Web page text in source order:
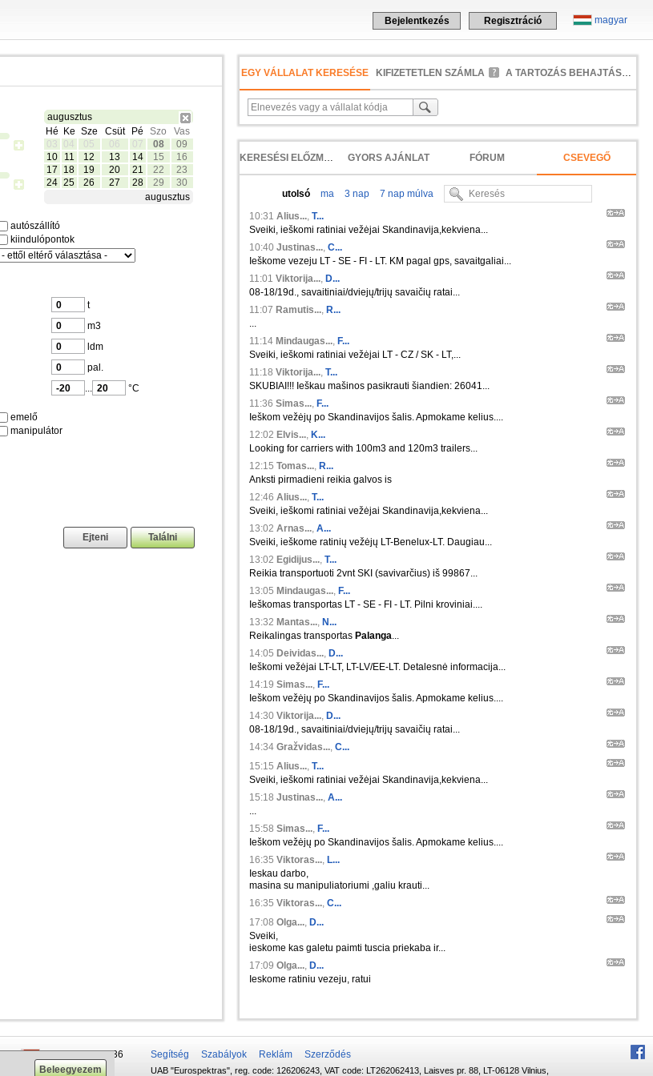
magyar
Bejelentkezés Regisztráció
augusztus
Hé
Ke Sze Csüt Pé Szo
Vas
03
04 05 06 07 08
09
10
11 12 13 14 15
16
17
18 19 20 21 22
23
24 25 26 27 28 29
30
augusztus
autószállító
kiindulópontok
t
m3
ldm
pal.
°C
emelő
manipulátor
EGY VÁLLALAT KERESÉSE KIFIZETETLEN SZÁMLA A TARTOZÁS BEHAJTÁSA
KERESÉSI ELŐZMÉNYEK GYORS AJÁNLAT FÓRUM CSEVEGŐ
utolsó ma 3 nap
7 nap múlva
10:31 Alius..., T...
Sveiki, ieškomi ratiniai vežėjai Skandinavija,kekviena...
10:40 Justinas..., C...
Ieškome vezeju LT - SE - FI - LT. KM pagal gps, savaitgaliai...
11:01 Viktorija..., D...
08-18/19d., savaitiniai/dviejų/trijų savaičių ratai...
11:07 Ramutis..., R...
...
11:14 Mindaugas..., F...
Sveiki, ieškomi ratiniai vežėjai LT - CZ / SK - LT,...
11:18 Viktorija..., T...
SKUBIAI!!! Ieškau mašinos pasikrauti šiandien: 26041...
11:36 Simas..., F...
Ieškom vežėjų po Skandinavijos šalis. Apmokame kelius....
12:02 Elvis..., K...
Looking for carriers with 100m3 and 120m3 trailers...
12:15 Tomas..., R...
Anksti pirmadieni reikia galvos is
12:46 Alius..., T...
Sveiki, ieškomi ratiniai vežėjai Skandinavija,kekviena...
13:02 Arnas..., A...
Sveiki, ieškome ratinių vežėjų LT-Benelux-LT. Daugiau...
13:02 Egidijus..., T...
Reikia transportuoti 2vnt SKI (savivarčius) iš 99867...
13:05 Mindaugas..., F...
Ieškomas transportas LT - SE - FI - LT. Pilni kroviniai....
13:32 Mantas..., N...
Reikalingas transportas Palanga...
14:05 Deividas..., D...
Ieškomi vežėjai LT-LT, LT-LV/EE-LT. Detalesnė informacija...
14:19 Simas..., F...
Ieškom vežėjų po Skandinavijos šalis. Apmokame kelius....
14:30 Viktorija..., D...
08-18/19d., savaitiniai/dviejų/trijų savaičių ratai...
14:34 Gražvidas..., C...
15:15 Alius..., T...
Sveiki, ieškomi ratiniai vežėjai Skandinavija,kekviena...
15:18 Justinas..., A...
...
15:58 Simas..., F...
Ieškom vežėjų po Skandinavijos šalis. Apmokame kelius....
16:35 Viktoras..., L...
Ieskau darbo,
masina su manipuliatoriumi ,galiu krauti...
16:35 Viktoras..., C...
17:08 Olga..., D...
Sveiki,
ieskome kas galetu paimti tuscia priekaba ir...
17:09 Olga..., D...
Ieskome ratiniu vezeju, ratui
+375 29 679-1236
Segítség Szabályok Reklám Szerződés
UAB "Eurospektras", reg. code: 126206243, VAT code: LT262062413, Laisves pr. 88, LT-06128 Vilnius,